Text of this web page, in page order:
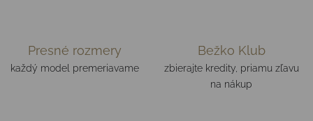
Presné rozmery
každý model premeriavame
Bežko Klub
zbierajte kredity, priamu zľavu
na nákup